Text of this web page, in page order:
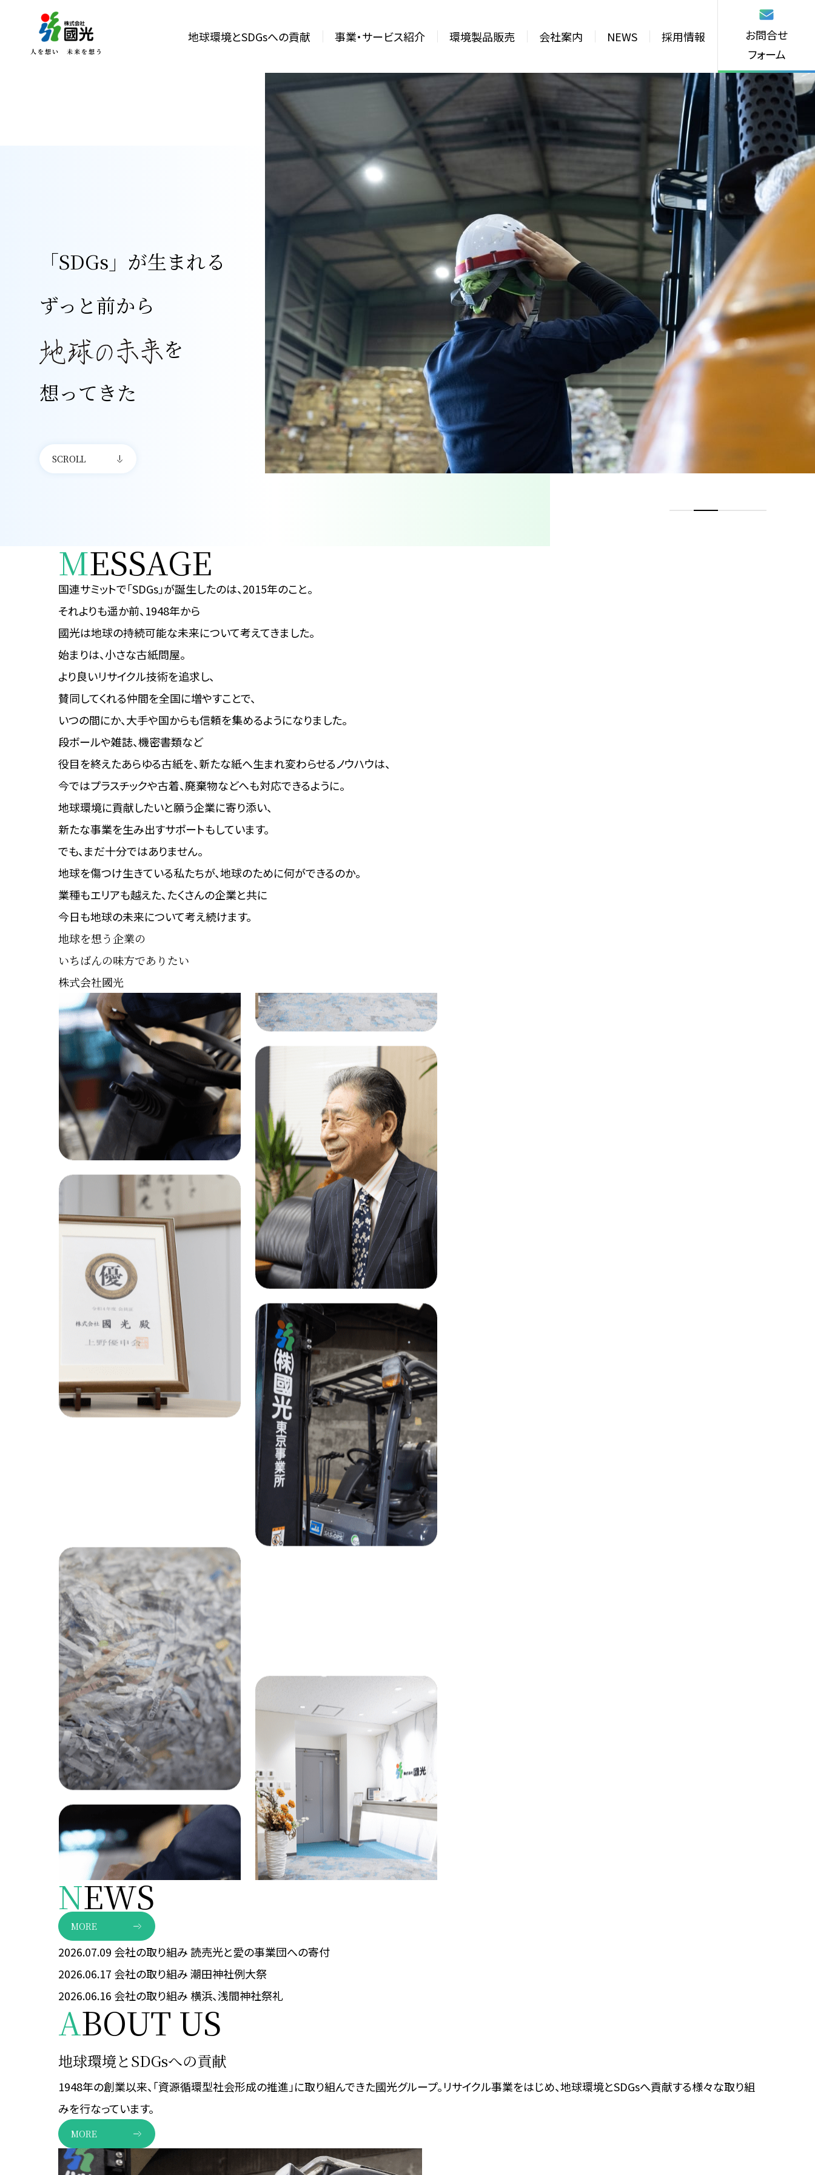
地球環境とSDGsへの貢献 事業・サービス紹介 環境製品販売 会社案内 NEWS 採用情報
お問合せ
フォーム
「SDGs」が生まれる
ずっと前から
を
想ってきた
SCROLL
MESSAGE
国連サミットで「SDGs」が誕生したのは、2015年のこと。
それよりも遥か前、1948年から
國光は地球の持続可能な未来について考えてきました。
始まりは、小さな古紙問屋。
より良いリサイクル技術を追求し、
賛同してくれる仲間を全国に増やすことで、
いつの間にか、大手や国からも信頼を集めるようになりました。
段ボールや雑誌、機密書類など
役目を終えたあらゆる古紙を、新たな紙へ生まれ変わらせるノウハウは、
今ではプラスチックや古着、廃棄物などへも対応できるように。
地球環境に貢献したいと願う企業に寄り添い、
新たな事業を生み出すサポートもしています。
でも、まだ十分ではありません。
地球を傷つけ生きている私たちが、地球のために何ができるのか。
業種もエリアも越えた、 たくさんの企業と共に
今日も地球の未来について考え続けます。
地球を想う企業の
いちばんの味方でありたい
株式会社國光
NEWS
MORE
2026.07.09 会社の取り組み読売光と愛の事業団への寄付
2026.06.17 会社の取り組み潮田神社例大祭
2026.06.16 会社の取り組み 横浜、浅間神社祭礼
ABOUT US
地球環境とSDGsへの貢献
1948年の創業以来、「資源循環型社会形成の推進」に取り組んできた國光グループ。リサイクル事業をはじめ、地球環境とSDGsへ貢献する様々な取り組
みを行なっています。
MORE